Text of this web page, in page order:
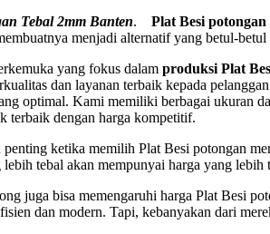
Tebal 2mm Banten. Plat Besi potongan
menjadi alternatif yang betul-
yang fokus dalam produksi Plat
dan layanan terbaik kepada
optimal. Kami memiliki berbagai ukuran
terbaik dengan harga kompetitif.
penting ketika memilih Plat Besi potongan
tebal akan mempunyai harga yang
juga bisa memengaruhi harga Plat Besi
dan modern. Tapi, kebanyakan dari